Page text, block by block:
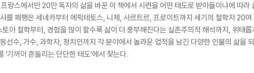
랑스에서만 20만 독자의 삶을 바꾼 이 책에서 시련을 어떤 태도로 받아들이냐에 따라
를 페팽은 세네카부터 에픽테토스, 니체, 사르트르, 프로이트까지 세기의 철학자 20여
아 철학부터, 경험을 많이 할수록 삶이 더 풍부해진다는 실존주의적 해석까지, 위태
선수, 가수, 과학자, 정치인까지 각 분야에서 놀라운 업적을 남긴 다양한 인물의 삶을
기꺼이 흔들리는 단단한 태도’에서 찾는다.